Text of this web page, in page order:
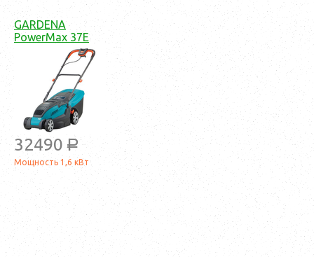
GARDENA
PowerMax 37E
32490 a
Мощность 1,6 кВт